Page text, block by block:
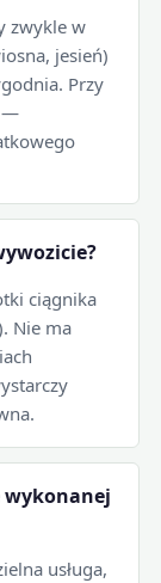
zwykle w
jesień)
Przy
—
ciągnika
Nie ma
wykonanej
usługa,